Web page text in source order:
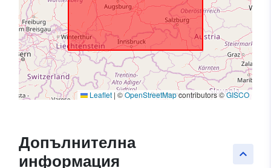
Leaflet | ©OpenStreetMapcontributors ©GISCO
keyboard_arrow_up
Допълнителна
информация